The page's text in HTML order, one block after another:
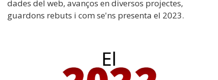
dades del web, avanços en diversos projectes,
guardons rebuts i com se'ns presenta el 2023.